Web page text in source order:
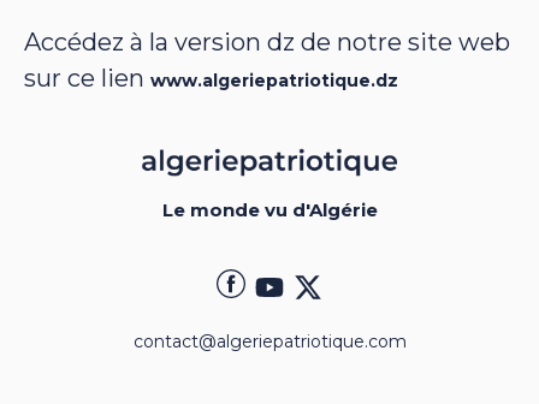
Accédez à la version dz de notre site web
sur ce lien www.algeriepatriotique.dz
Le monde vu d'Algérie
contact@algeriepatriotique.com